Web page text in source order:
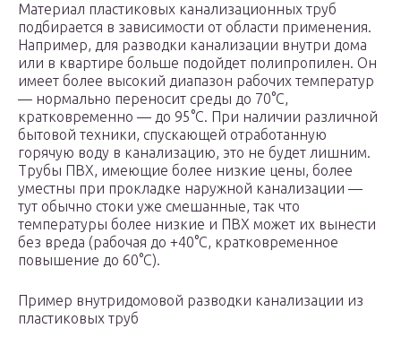
Материал пластиковых канализационных труб
подбирается в зависимости от области применения.
Например, для разводки канализации внутри дома
или в квартире больше подойдет полипропилен. Он
имеет более высокий диапазон рабочих температур
— нормально переносит среды до 70°C,
кратковременно — до 95°C. При наличии различной
бытовой техники, спускающей отработанную
горячую воду в канализацию, это не будет лишним.
Трубы ПВХ, имеющие более низкие цены, более
уместны при прокладке наружной канализации —
тут обычно стоки уже смешанные, так что
температуры более низкие и ПВХ может их вынести
без вреда (рабочая до +40°C, кратковременное
повышение до 60°C).
Пример внутридомовой разводки канализации из
пластиковых труб